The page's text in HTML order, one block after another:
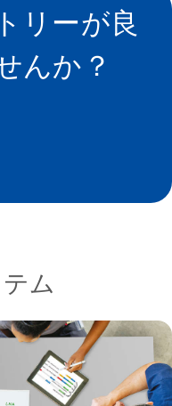
リーが良
んか？
ム